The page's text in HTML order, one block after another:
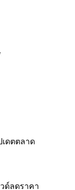
เดตตลาด
ด์ลดราคา